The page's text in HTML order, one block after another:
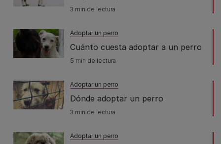
3 min de lectura
Adoptar un perro
Cuánto cuesta adoptar a un perro
5 min de lectura
Adoptar un perro
Dónde adoptar un perro
3 min de lectura
Adoptar un perro